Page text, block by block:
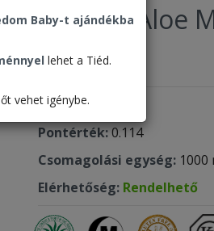
Baby-t ajándékba
lehet a Tiéd.
vehet igénybe.
Forever Aloe
15.935 Ft
Termék kód:
Pontérték:0.114
Csomagolási egység: 1000
Elérhetőség: Rendelhető